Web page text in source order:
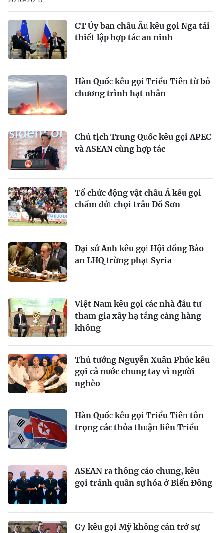
CT Ủy ban châu Âu kêu gọi Nga tái
thiết lập hợp tác an ninh
Hàn Quốc kêu gọi Triều Tiên từ bỏ
chương trình hạt nhân
Chủ tịch Trung Quốc kêu gọi APEC
và ASEAN cùng hợp tác
Tổ chức động vật châu Á kêu gọi
chấm dứt chọi trâu Đồ Sơn
Đại sứ Anh kêu gọi Hội đồng Bảo
an LHQ trừng phạt Syria
Việt Nam kêu gọi các nhà đầu tư
tham gia xây hạ tầng cảng hàng
không
Thủ tướng Nguyễn Xuân Phúc kêu
gọi cả nước chung tay vì người
nghèo
Hàn Quốc kêu gọi Triều Tiên tôn
trọng các thỏa thuận liên Triều
ASEAN ra thông cáo chung, kêu
gọi tránh quân sự hóa ở Biển Đông
G7 kêu gọi Mỹ không cản trở sự